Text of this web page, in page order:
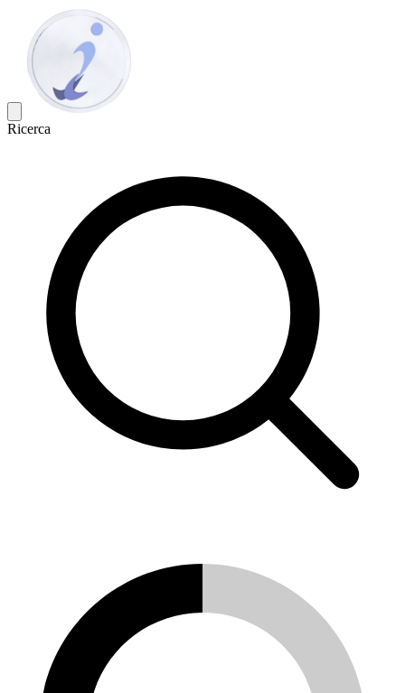
Ricerca